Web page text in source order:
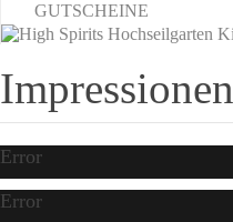
GUTSCHEINE
Impressionen
Error
Error